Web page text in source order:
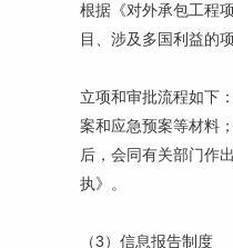
根据《对外承包工程
目、涉及多国利益的
立项和审批流程如下
案和应急预案等材料
后，会同有关部门作
执》。
（3）信息报告制度